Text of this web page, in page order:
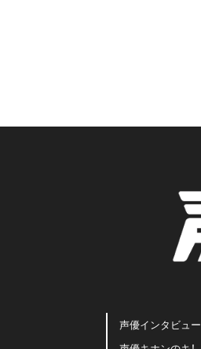
声優インタビュー